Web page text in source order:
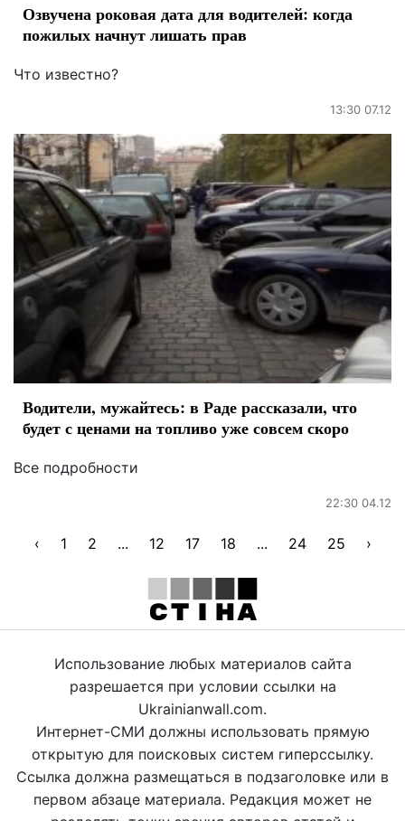
Озвучена роковая дата для водителей: когда
пожилых начнут лишать прав
Что известно?
13:30 07.12
Водители, мужайтесь: в Раде рассказали, что
будет с ценами на топливо уже совсем скоро
Все подробности
22:30 04.12
‹ 1 2 ... 12 17 18 ... 24 25 ›
Использование любых материалов сайта
разрешается при условии ссылки на
Ukrainianwall.com.
Интернет-СМИ должны использовать прямую
открытую для поисковых систем гиперссылку.
Ссылка должна размещаться в подзаголовке или в
первом абзаце материала. Редакция может не